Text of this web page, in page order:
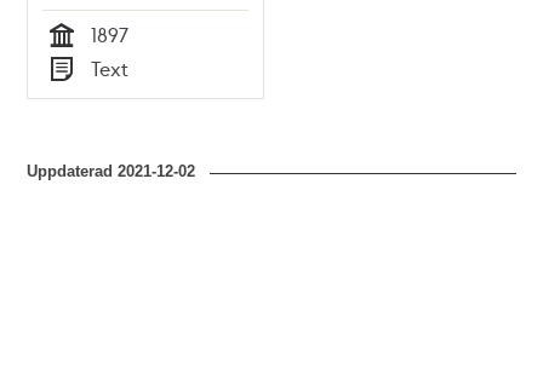
Tid
1897
Typ
Text
Uppdaterad2021-12-02